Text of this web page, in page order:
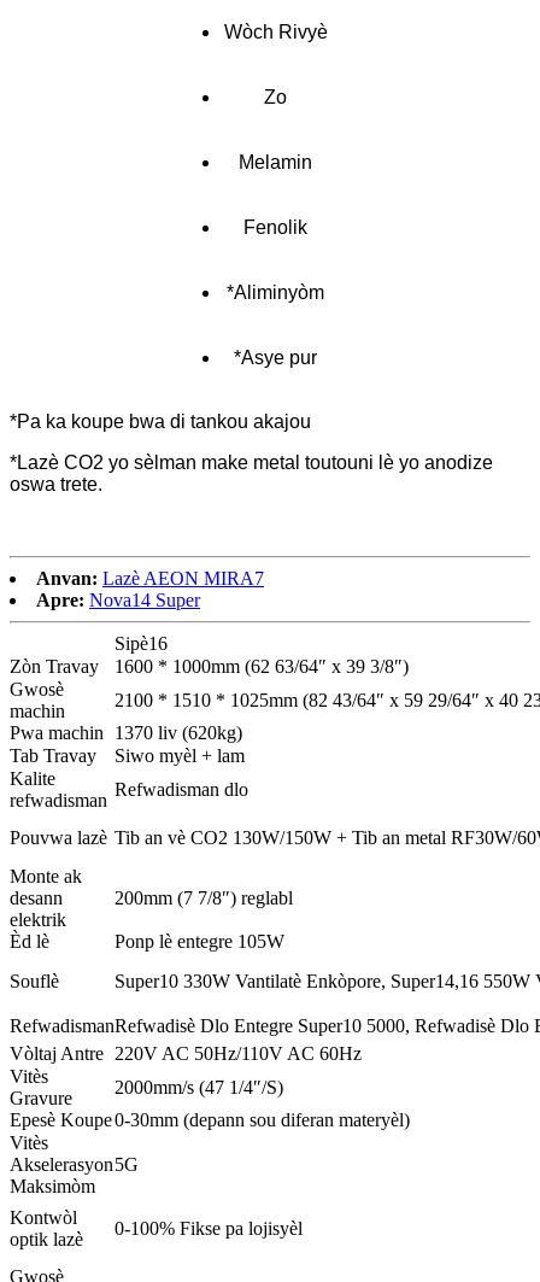
Wòch Rivyè
Zo
Melamin
Fenolik
*Aliminyòm
*Asye pur
*Pa ka koupe bwa di tankou akajou
*Lazè CO2 yo sèlman make metal toutouni lè yo anodize
oswa trete.
Anvan: Lazè AEON MIRA7
Apre: Nova14 Super
Sipè16
Zòn Travay
1600 * 1000mm (62 63/64″ x 39 3/8″)
Gwosè
machin
2100 * 1510 * 1025mm (82 43/64″ x 59 29/64″ x 40
Pwa machin
1370 liv (620kg)
Tab Travay
Siwo myèl + lam
Kalite
refwadisman
Refwadisman dlo
Pouvwa lazè Tib an vè CO2 130W/150W + Tib an metal RF30W/
Monte ak
desann
elektrik
200mm (7 7/8″) reglabl
Èd lè
Ponp lè entegre 105W
Souflè
Super10 330W Vantilatè Enkòpore, Super14,16 550W
RefwadismanRefwadisè Dlo Entegre Super10 5000, Refwadisè Dlo
Vòltaj Antre 220V AC 50Hz/110V AC 60Hz
Vitès
Gravure
2000mm/s (47 1/4″/S)
Epesè Koupe0-30mm (depann sou diferan materyèl)
Vitès
Akselerasyon
Maksimòm
5G
Kontwòl
optik lazè
0-100% Fikse pa lojisyèl
Gwosè